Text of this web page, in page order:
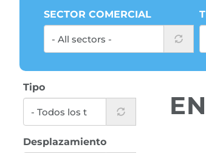
SECTOR COMERCIAL
Tipo
Desplazamiento